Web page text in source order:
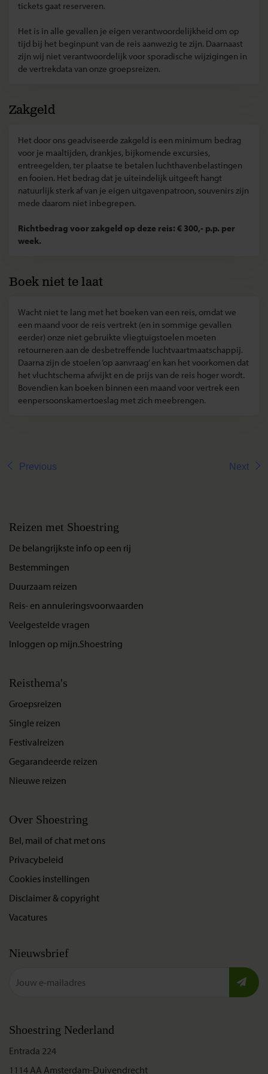
tickets gaat reserveren.
Het is in alle gevallen je eigen verantwoordelijkheid om op
tijd bij het beginpunt van de reis aanwezig te zijn. Daarnaast
zijn wij niet verantwoordelijk voor sporadische wijzigingen in
de vertrekdata van onze groepsreizen.
Zakgeld
Het door ons geadviseerde zakgeld is een minimum bedrag
voor je maaltijden, drankjes, bijkomende excursies,
entreegelden, ter plaatse te betalen luchthavenbelastingen
en fooien. Het bedrag dat je uiteindelijk uitgeeft hangt
natuurlijk sterk af van je eigen uitgavenpatroon, souvenirs zijn
mede daarom niet inbegrepen.
Richtbedrag voor zakgeld op deze reis: € 300,- p.p. per
week.
Boek niet te laat
Wacht niet te lang met het boeken van een reis, omdat we
een maand voor de reis vertrekt (en in sommige gevallen
eerder) onze niet gebruikte vliegtuigstoelen moeten
retourneren aan de desbetreffende luchtvaartmaatschappij.
Daarna zijn de stoelen ‘op aanvraag’ en kan het voorkomen dat
het vluchtschema afwijkt en de prijs van de reis hoger wordt.
Bovendien kan boeken binnen een maand voor vertrek een
eenpersoonskamertoeslag met zich meebrengen.
Previous Next
Reizen met Shoestring
De belangrijkste info op een rij
Bestemmingen
Duurzaam reizen
Reis- en annuleringsvoorwaarden
Veelgestelde vragen
Inloggen op mijn.Shoestring
Reisthema's
Groepsreizen
Single reizen
Festivalreizen
Gegarandeerde reizen
Nieuwe reizen
Over Shoestring
Bel, mail of chat met ons
Privacybeleid
Cookies instellingen
Disclaimer & copyright
Vacatures
Nieuwsbrief
Shoestring Nederland
Entrada 224
1114 AA Amsterdam-Duivendrecht